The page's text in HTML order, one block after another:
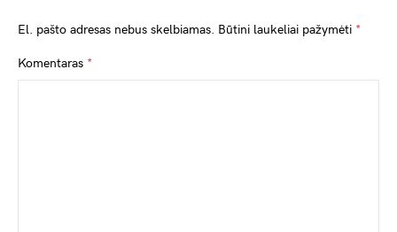
El. pašto adresas nebus skelbiamas. Būtini laukeliai pažymėti *
Komentaras *